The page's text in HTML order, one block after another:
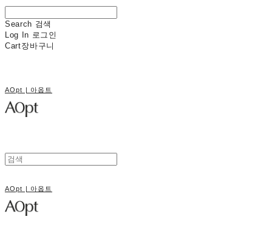
Search 검색
Log In 로그인
Cart장바구니
AOpt | 아옵트
AOpt | 아옵트